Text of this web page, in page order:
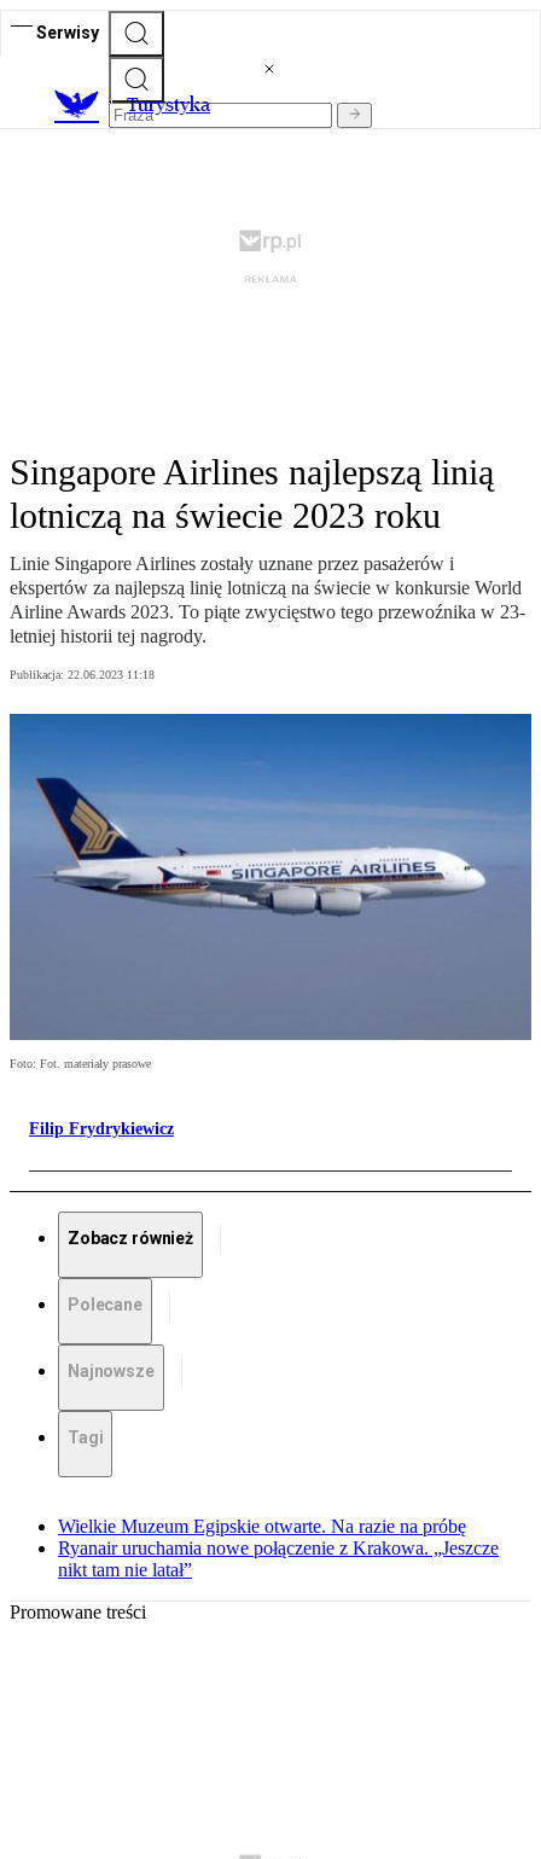
Serwisy
Turystyka
Singapore Airlines najlepszą linią
lotniczą na świecie 2023 roku
Linie Singapore Airlines zostały uznane przez pasażerów i
ekspertów za najlepszą linię lotniczą na świecie w konkursie World
Airline Awards 2023. To piąte zwycięstwo tego przewoźnika w 23-
letniej historii tej nagrody.
Publikacja: 22.06.2023 11:18
Foto: Fot. materiały prasowe
Filip Frydrykiewicz
Zobacz również
Polecane
Najnowsze
Tagi
Wielkie Muzeum Egipskie otwarte. Na razie na próbę
Ryanair uruchamia nowe połączenie z Krakowa. „Jeszcze
nikt tam nie latał”
Promowane treści